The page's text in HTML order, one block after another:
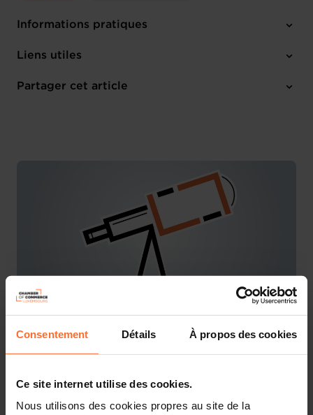
Consentement Détails À propos des cookies
Ce site internet utilise des cookies.
Nous utilisons des cookies propres au site de la
Informations pratiques
Mardi 30 Juin 2026
Online Workshop
Liens utiles
M'inscrire
Partager cet article
You are starting a business from scratch or buying an
existing one in Luxembourg? Let’s get guided by the
point of contact for entrepreneurs.